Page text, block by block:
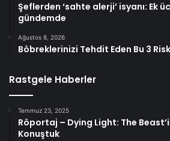
Şeflerden ‘sahte alerji’ isyanı: Ek
gündemde
Ağustos 8, 2026
Böbreklerinizi Tehdit Eden Bu 3
Rastgele Haberler
Temmuz 23, 2025
Röportaj – Dying Light: The
Konuştuk